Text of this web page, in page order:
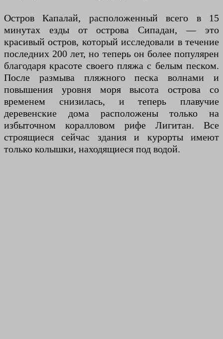
Остров Капалай, расположенный всего в 15
минутах езды от острова Сипадан, — это
красивый остров, который исследовали в течение
последних 200 лет, но теперь он более популярен
благодаря красоте своего пляжа с белым песком.
После размыва пляжного песка волнами и
повышения уровня моря высота острова со
временем снизилась, и теперь плавучие
деревенские дома расположены только на
избыточном коралловом рифе Лигитан. Все
строящиеся сейчас здания и курорты имеют
только колышки, находящиеся под водой.